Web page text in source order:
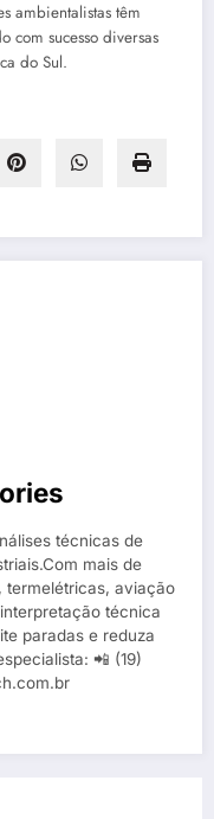
ambientalistas têm
com sucesso diversas
do Sul.
técnicas de
mais de
termelétricas, aviação
técnica
paradas e reduza
📲 (19)